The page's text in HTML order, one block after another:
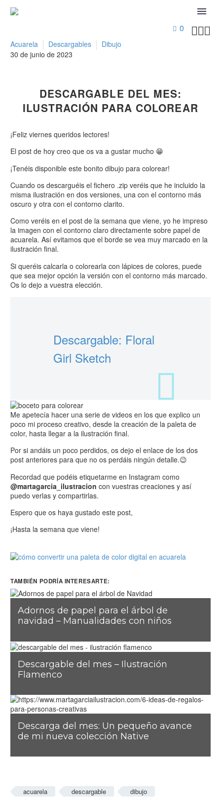
0 
Acuarela Descargables
Dibujo
30 de junio de 2023
DESCARGABLE DEL MES:
ILUSTRACIÓN PARA COLOREAR
¡Feliz viernes queridos lectores!
El post de hoy creo que os va a gustar mucho 😁
¡Tenéis disponible este bonito dibujo para colorear!
Cuando os descarguéis el fichero .zip veréis que he incluido la
misma ilustración en dos versiones, una con el contorno más
oscuro y otra con el contorno clarito.
Como veréis en el post de la semana que viene, yo he impreso
la imagen con el contorno claro directamente sobre papel de
acuarela. Así evitamos que el borde se vea muy marcado en la
ilustración final.
Si queréis calcarla o colorearla con lápices de colores, puede
que sea mejor opción la versión con el contorno más marcado.
Os lo dejo a vuestra elección.
Descargable: Floral
Girl Sketch
Me apetecía hacer una serie de videos en los que explico un
poco mi proceso creativo, desde la creación de la paleta de
color, hasta llegar a la ilustración final.
Por si andáis un poco perdidos, os dejo el enlace de los dos
post anteriores para que no os perdáis ningún detalle.😉
Recordad que podéis etiquetarme en Instagram como
@martagarcia_ilustracion con vuestras creaciones y así
puedo verlas y compartirlas.
Espero que os haya gustado este post,
¡Hasta la semana que viene!
TAMBIÉN PODRÍA INTERESARTE:
Adornos de papel para el árbol de
navidad – Manualidades con niños
Descargable del mes – Ilustración
Flamenco
Descarga del mes: Un pequeño avance
de mi nueva colección Native
acuarela descargable
dibujo